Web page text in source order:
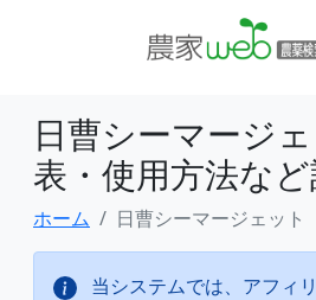
日曹シーマージ
表・使用方法な
ホーム 日曹シーマージェット
当システムでは、アフィ